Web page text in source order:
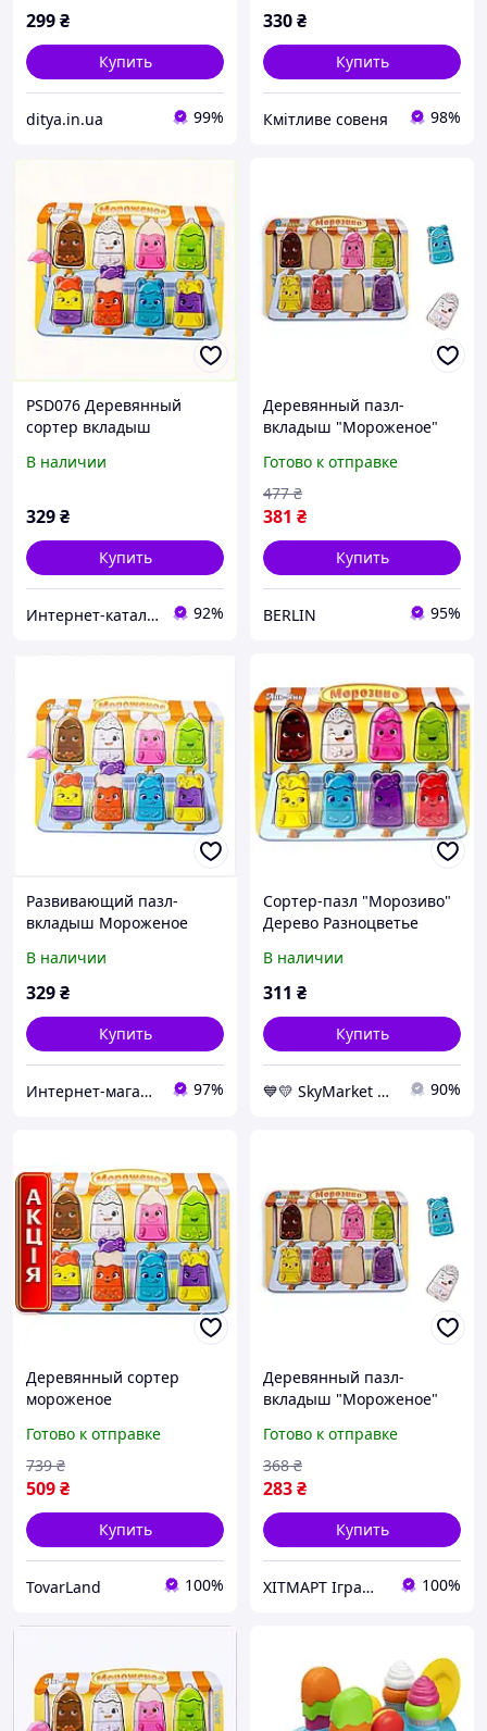
299₴
Купить
ditya.in.ua 99%
330₴
Купить
Кмітливе совеня 98%
PSD076 Деревянный
сортер вкладыш
персонажей 78860H7B1
В наличии
329₴
Купить
Интернет-каталог скидок "BAGSPACE.ua" 92%
Деревянный пазл-
вкладыш "Мороженое"
PSD076 сортер berlin
Готово к отправке
381 ₴
477 ₴
Купить
BERLIN 95%
Развивающий пазл-
вкладыш Мороженое
78C86071P
В наличии
329₴
Купить
Интернет-магазин RedShift.com.ua 97%
Сортер-пазл "Морозиво"
Дерево Разноцветье
В наличии
311 ₴
Купить
💙💛 SkyMarket ⭐️⭐️⭐️⭐️⭐️ 90%
Деревянный сортер
мороженое
мороженое пазл вкладыш
мороженое для малышей
Готово к отправке
509₴
739 ₴
Купить
TovarLand 100%
Деревянный пазл-
вкладыш "Мороженое"
PSD076 сортер ХІТМАРТ
Іграшки
Готово к отправке
283₴
368 ₴
Купить
ХІТМАРТ Іграшки 100%